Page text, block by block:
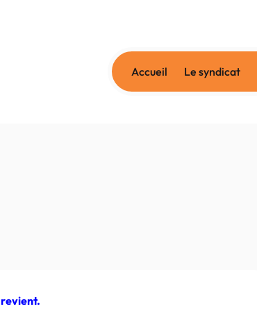
Accueil Le syndicat
revient.